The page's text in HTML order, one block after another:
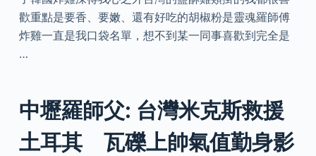
歡重點是要香、要嫩、還有好吃的胡椒粉是靈魂羅師傅
炸雞一直是我口袋名單，想不到某一同事喜歡到完全是
…
中壢羅師父: 台灣米克斯救援
土耳其 瓦礫上帥氣值勤身影